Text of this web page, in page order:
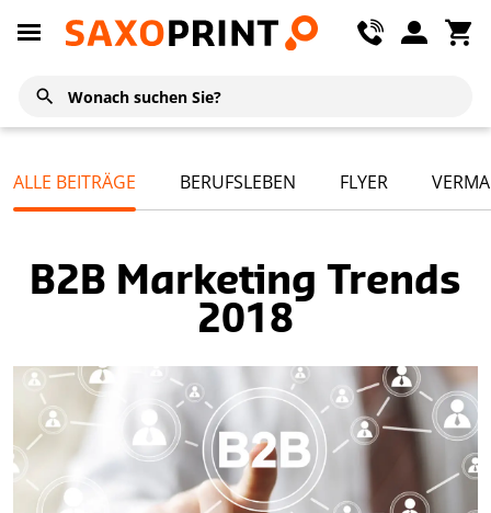
ALLE BEITRÄGE BERUFSLEBEN FLYER
B2B Marketing Trends
2018